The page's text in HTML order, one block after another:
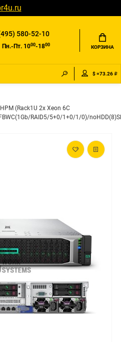
580-52-10
Пн.-Пт. 1000-1800 КОРЗИНА
$ =73.26 ₽
(Rack1U 2x Xeon 6C
RAID5/5+0/1+0/1/0)/